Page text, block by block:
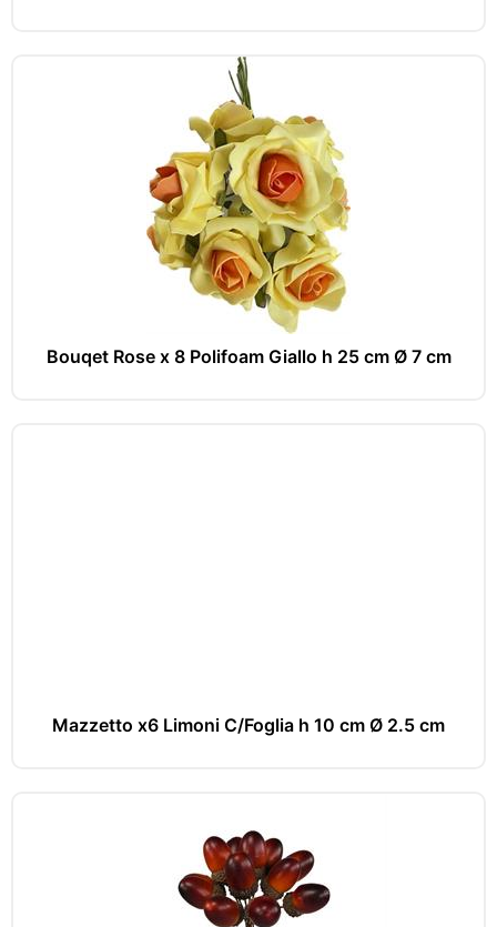
Bouqet Rose x 8 Polifoam Giallo h 25 cm Ø 7 cm
Mazzetto x6 Limoni C/Foglia h 10 cm Ø 2.5 cm